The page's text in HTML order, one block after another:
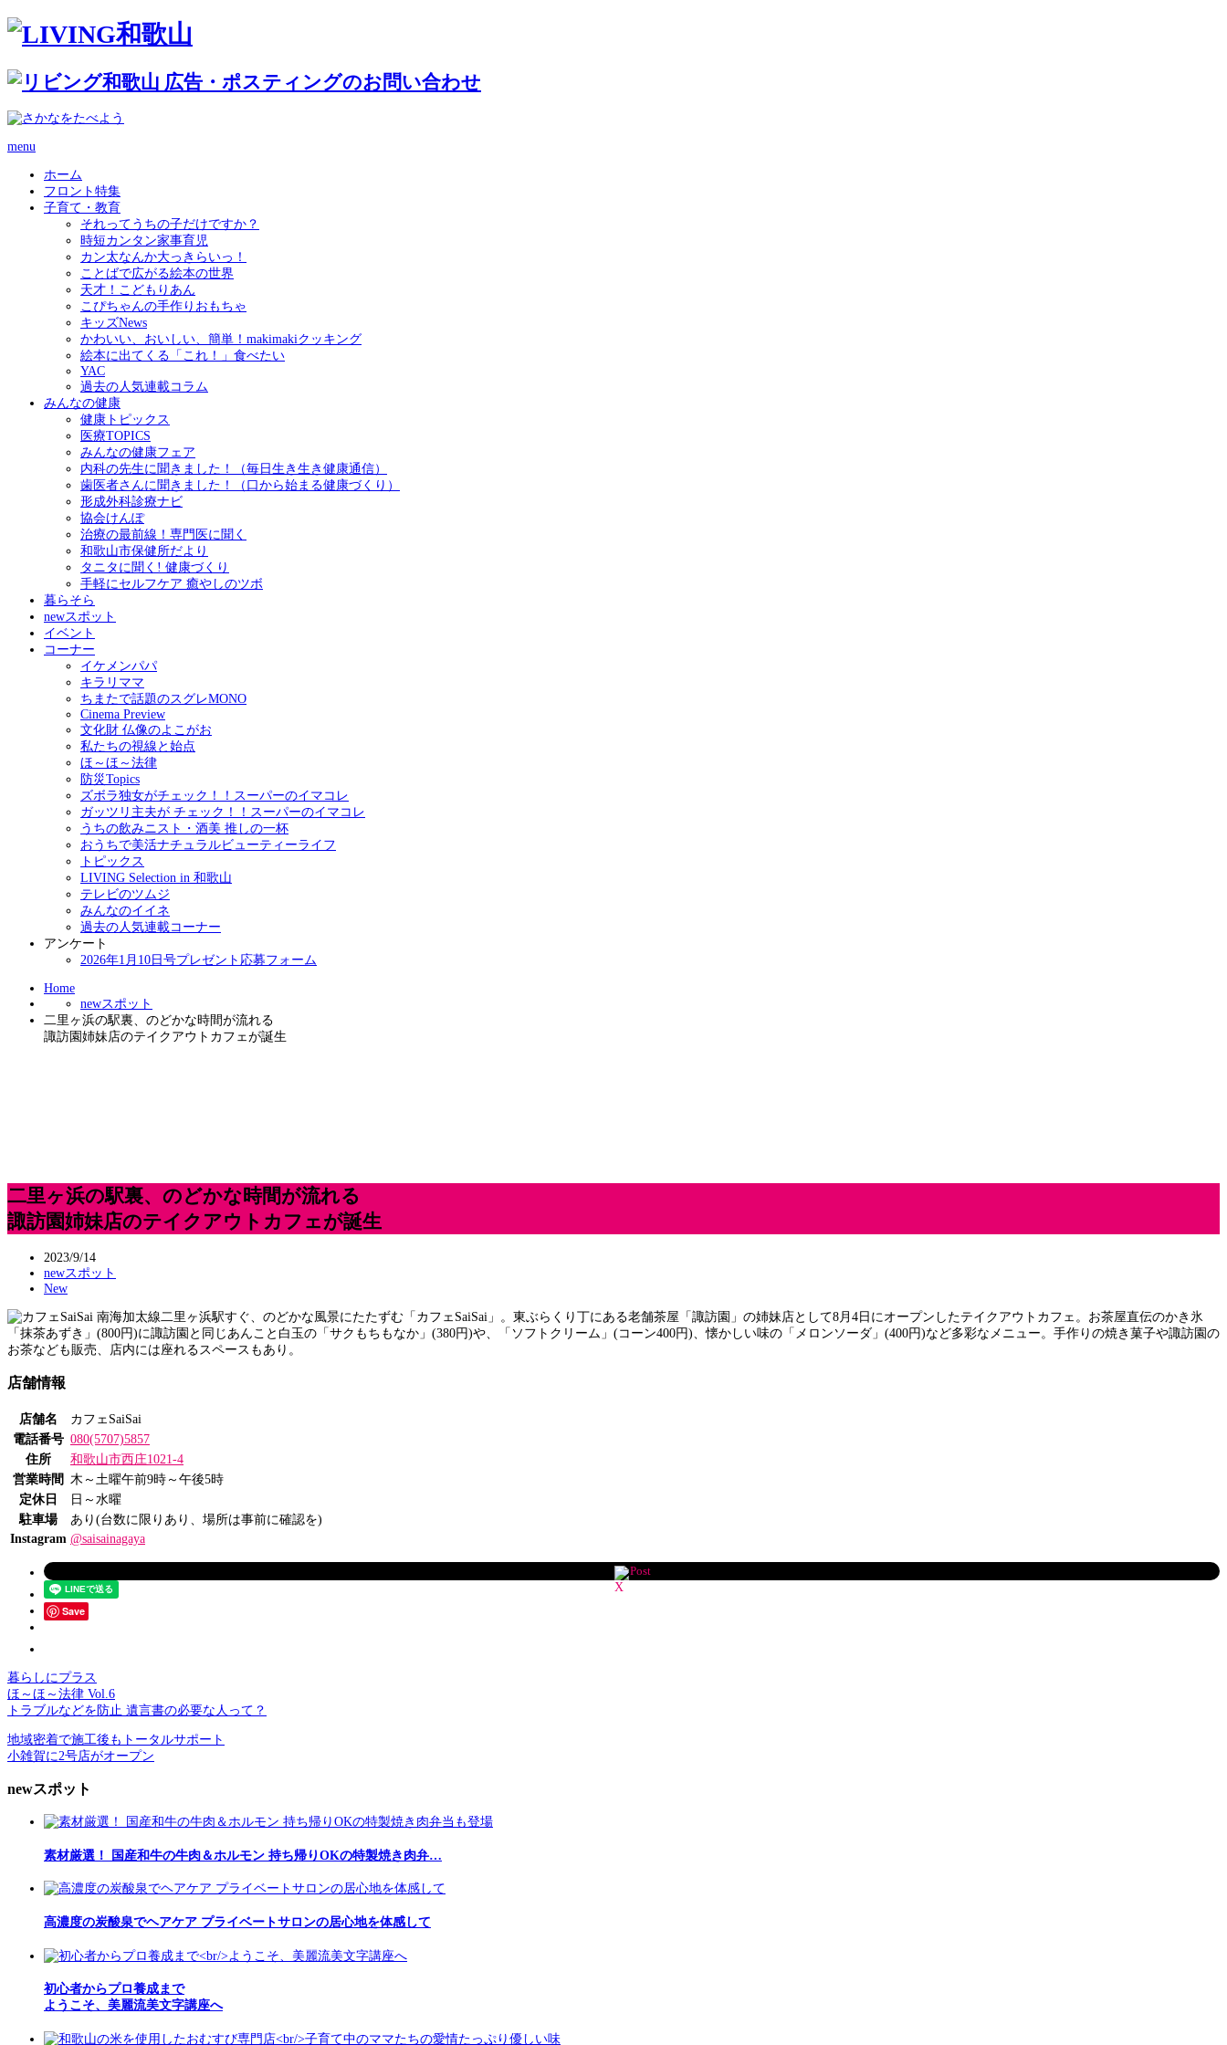
menu
ホーム
フロント特集
子育て・教育
それってうちの子だけですか？
時短カンタン家事育児
カン太なんか大っきらいっ！
ことばで広がる絵本の世界
天才！こどもりあん
こぴちゃんの手作りおもちゃ
キッズNews
かわいい、おいしい、簡単！makimakiクッキング
絵本に出てくる「これ！」食べたい
YAC
過去の人気連載コラム
みんなの健康
健康トピックス
医療TOPICS
みんなの健康フェア
内科の先生に聞きました！（毎日生き生き健康通信）
歯医者さんに聞きました！（口から始まる健康づくり）
形成外科診療ナビ
協会けんぽ
治療の最前線！専門医に聞く
和歌山市保健所だより
タニタに聞く! 健康づくり
手軽にセルフケア 癒やしのツボ
暮らそら
newスポット
イベント
コーナー
イケメンパパ
キラリママ
ちまたで話題のスグレMONO
Cinema Preview
文化財 仏像のよこがお
私たちの視線と始点
ほ～ほ～法律
防災Topics
ズボラ独女がチェック！！スーパーのイマコレ
ガッツリ主夫が チェック！！スーパーのイマコレ
うちの飲みニスト・酒美 推しの一杯
おうちで美活ナチュラルビューティーライフ
トピックス
LIVING Selection in 和歌山
テレビのツムジ
みんなのイイネ
過去の人気連載コーナー
アンケート
2026年1月10日号プレゼント応募フォーム
Home
newスポット
二里ヶ浜の駅裏、のどかな時間が流れる
諏訪園姉妹店のテイクアウトカフェが誕生
二里ヶ浜の駅裏、のどかな時間が流れる
諏訪園姉妹店のテイクアウトカフェが誕生
2023/9/14
newスポット
New
南海加太線二里ヶ浜駅すぐ、のどかな風景にたたずむ「カフェSaiSai」。東ぶらくり丁にある老舗茶屋「諏訪園」の姉妹店として8月4日にオープンしたテイクアウトカフェ。お茶屋直伝のかき氷
「抹茶あずき」(800円)に諏訪園と同じあんこと白玉の「サクもちもなか」(380円)や、「ソフトクリーム」(コーン400円)、懐かしい味の「メロンソーダ」(400円)など多彩なメニュー。手作りの焼き菓子や諏訪園の
お茶なども販売、店内には座れるスペースもあり。
店舗情報
店舗名
カフェSaiSai
電話番号 080(5707)5857
住所
和歌山市西庄1021-4
営業時間
木～土曜午前9時～午後5時
定休日
日～水曜
駐車場
あり(台数に限りあり、場所は事前に確認を)
Instagram @saisainagaya
Post
Save
暮らしにプラス
ほ～ほ～法律 Vol.6
トラブルなどを防止 遺言書の必要な人って？
地域密着で施工後もトータルサポート
小雑賀に2号店がオープン
newスポット
素材厳選！ 国産和牛の牛肉＆ホルモン 持ち帰りOKの特製焼き肉弁…
高濃度の炭酸泉でヘアケア プライベートサロンの居心地を体感して
初心者からプロ養成まで
ようこそ、美麗流美文字講座へ